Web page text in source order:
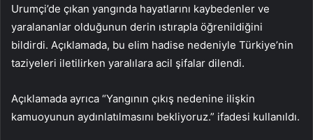
Urumçi’de çıkan yangında hayatlarını kaybedenler ve
yaralananlar olduğunun derin ıstırapla öğrenildiğini
bildirdi. Açıklamada, bu elim hadise nedeniyle Türkiye’nin
taziyeleri iletilirken yaralılara acil şifalar dilendi.
Açıklamada ayrıca “Yangının çıkış nedenine ilişkin
kamuoyunun aydınlatılmasını bekliyoruz.” ifadesi kullanıldı.